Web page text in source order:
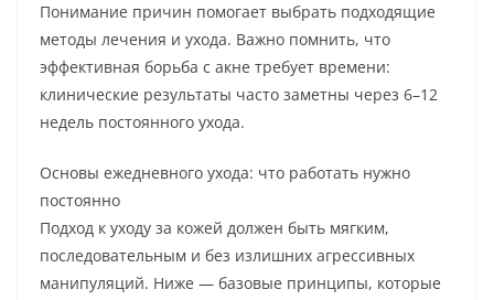
Понимание причин помогает выбрать подходящие
методы лечения и ухода. Важно помнить, что
эффективная борьба с акне требует времени:
клинические результаты часто заметны через 6–12
недель постоянного ухода.
Основы ежедневного ухода: что работать нужно
постоянно
Подход к уходу за кожей должен быть мягким,
последовательным и без излишних агрессивных
манипуляций. Ниже — базовые принципы, которые